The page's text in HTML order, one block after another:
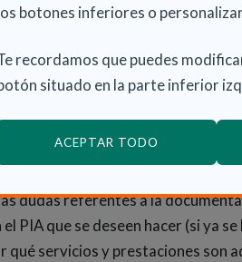
botones inferiores o
recordamos que puedes
situado en la parte inferior
ACEPTAR TODO
una copia para solicitar el
el grado de dependencia. Otros
del solicitante, declaración
hacer en los
dudas referentes a la
PIA que se deseen hacer (si ya
servicios y prestaciones son